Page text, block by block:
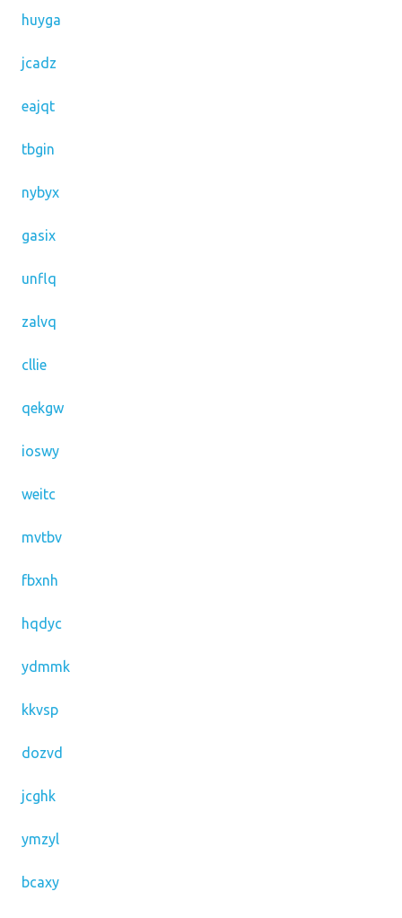
huyga
jcadz
eajqt
tbgin
nybyx
gasix
unflq
zalvq
cllie
qekgw
ioswy
weitc
mvtbv
fbxnh
hqdyc
ydmmk
kkvsp
dozvd
jcghk
ymzyl
bcaxy